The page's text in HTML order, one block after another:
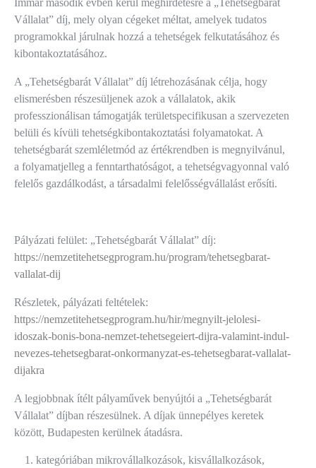
Immár második évben kerül meghirdetésre a „Tehetségbarát
Vállalat” díj, mely olyan cégeket méltat, amelyek tudatos
programokkal járulnak hozzá a tehetségek felkutatásához és
kibontakoztatásához.
A „Tehetségbarát Vállalat” díj létrehozásának célja, hogy
elismerésben részesüljenek azok a vállalatok, akik
professzionálisan támogatják területspecifikusan a szervezeten
belüli és kívüli tehetségkibontakoztatási folyamatokat. A
tehetségbarát szemléletmód az értékrendben is megnyilvánul,
a folyamatjelleg a fenntarthatóságot, a tehetségvagyonnal való
felelős gazdálkodást, a társadalmi felelősségvállalást erősíti.
Pályázati felület: „Tehetségbarát Vállalat” díj:
https://nemzetitehetsegprogram.hu/program/tehetsegbarat-
vallalat-dij
Részletek, pályázati feltételek:
https://nemzetitehetsegprogram.hu/hir/megnyilt-jelolesi-
idoszak-bonis-bona-nemzet-tehetsegeiert-dijra-valamint-indul-
nevezes-tehetsegbarat-onkormanyzat-es-tehetsegbarat-vallalat-
dijakra
A legjobbnak ítélt pályaművek benyújtói a „Tehetségbarát
Vállalat” díjban részesülnek. A díjak ünnepélyes keretek
között, Budapesten kerülnek átadásra.
kategóriában mikrovállalkozások, kisvállalkozások,